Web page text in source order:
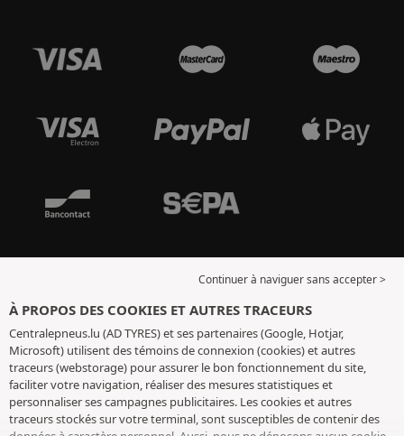
Continuer à naviguer sans accepter >
À PROPOS DES COOKIES ET AUTRES TRACEURS
Centralepneus.lu (AD TYRES) et ses partenaires (Google, Hotjar,
Microsoft) utilisent des témoins de connexion (cookies) et autres
traceurs (webstorage) pour assurer le bon fonctionnement du site,
faciliter votre navigation, réaliser des mesures statistiques et
personnaliser ses campagnes publicitaires. Les cookies et autres
traceurs stockés sur votre terminal, sont susceptibles de contenir des